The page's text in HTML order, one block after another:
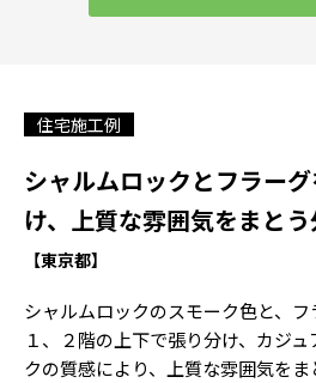
住宅施工例
シャルムロックとフラー
け、上質な雰囲気をまと
【東京都】
シャルムロックのスモーク色と、
１、２階の上下で張り分け、カジ
クの質感により、上質な雰囲気を